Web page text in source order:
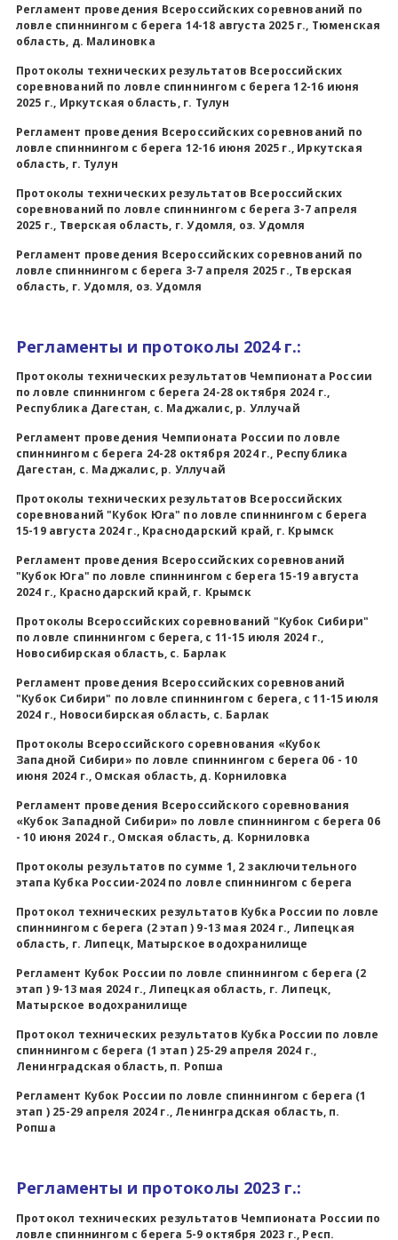
Регламент проведения Всероссийских соревнований по
ловле спиннингом с берега 14-18 августа 2025 г., Тюменская
область, д. Малиновка
Протоколы технических результатов Всероссийских
соревнований по ловле спиннингом с берега 12-16 июня
2025 г., Иркутская область, г. Тулун
Регламент проведения Всероссийских соревнований по
ловле спиннингом с берега 12-16 июня 2025 г., Иркутская
область, г. Тулун
Протоколы технических результатов Всероссийских
соревнований по ловле спиннингом с берега 3-7 апреля
2025 г., Тверская область, г. Удомля, оз. Удомля
Регламент проведения Всероссийских соревнований по
ловле спиннингом с берега 3-7 апреля 2025 г., Тверская
область, г. Удомля, оз. Удомля
Регламенты и протоколы 2024 г.:
Протоколы технических результатов Чемпионата России
по ловле спиннингом с берега 24-28 октября 2024 г.,
Республика Дагестан, с. Маджалис, р. Уллучай
Регламент проведения Чемпионата России по ловле
спиннингом с берега 24-28 октября 2024 г., Республика
Дагестан, с. Маджалис, р. Уллучай
Протоколы технических результатов Всероссийских
соревнований "Кубок Юга" по ловле спиннингом с берега
15-19 августа 2024 г., Краснодарский край, г. Крымск
Регламент проведения Всероссийских соревнований
"Кубок Юга" по ловле спиннингом с берега 15-19 августа
2024 г., Краснодарский край, г. Крымск
Протоколы Всероссийских соревнований "Кубок Сибири"
по ловле спиннингом с берега, с 11-15 июля 2024 г.,
Новосибирская область, с. Барлак
Регламент проведения Всероссийских соревнований
"Кубок Сибири" по ловле спиннингом с берега, с 11-15 июля
2024 г., Новосибирская область, с. Барлак
Протоколы Всероссийского соревнования «Кубок
Западной Сибири» по ловле спиннингом с берега 06 - 10
июня 2024 г., Омская область, д. Корниловка
Регламент проведения Всероссийского соревнования
«Кубок Западной Сибири» по ловле спиннингом с берега 06
- 10 июня 2024 г., Омская область, д. Корниловка
Протоколы результатов по сумме 1, 2 заключительного
этапа Кубка России-2024 по ловле спиннингом с берега
Протокол технических результатов Кубка России по ловле
спиннингом с берега (2 этап ) 9-13 мая 2024 г., Липецкая
область, г. Липецк, Матырское водохранилище
Регламент Кубок России по ловле спиннингом с берега (2
этап ) 9-13 мая 2024 г., Липецкая область, г. Липецк,
Матырское водохранилище
Протокол технических результатов Кубка России по ловле
спиннингом с берега (1 этап ) 25-29 апреля 2024 г.,
Ленинградская область, п. Ропша
Регламент Кубок России по ловле спиннингом с берега (1
этап ) 25-29 апреля 2024 г., Ленинградская область, п.
Ропша
Регламенты и протоколы 2023 г.:
Протокол технических результатов Чемпионата России по
ловле спиннингом с берега 5-9 октября 2023 г., Респ.